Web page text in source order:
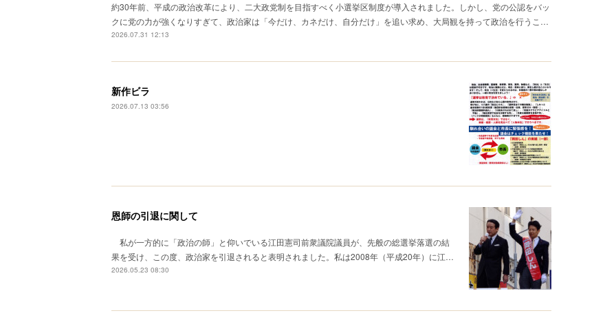
約30年前、平成の政治改革により、二大政党制を目指すべく小選挙区制度が導入されました。しかし、党の公認をバッ
クに党の力が強くなりすぎて、政治家は「今だけ、カネだけ、自分だけ」を追い求め、大局観を持って政治を行うこ…
2026.07.31 12:13
新作ビラ
2026.07.13 03:56
恩師の引退に関して
私が一方的に「政治の師」と仰いでいる江田憲司前衆議院議員が、先般の総選挙落選の結
果を受け、この度、政治家を引退されると表明されました。私は2008年（平成20年）に江…
2026.05.23 08:30